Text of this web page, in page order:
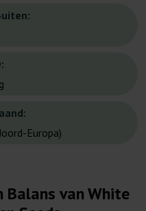
Europa)
Balans van White